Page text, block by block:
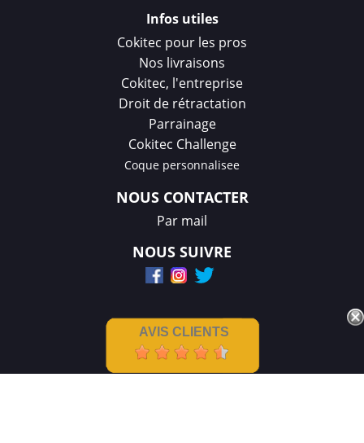
Infos utiles
Cokitec pour les pros
Nos livraisons
Cokitec, l'entreprise
Droit de rétractation
Parrainage
Cokitec Challenge
Coque personnalisee
NOUS CONTACTER
Par mail
NOUS SUIVRE
AVIS CLIENTS